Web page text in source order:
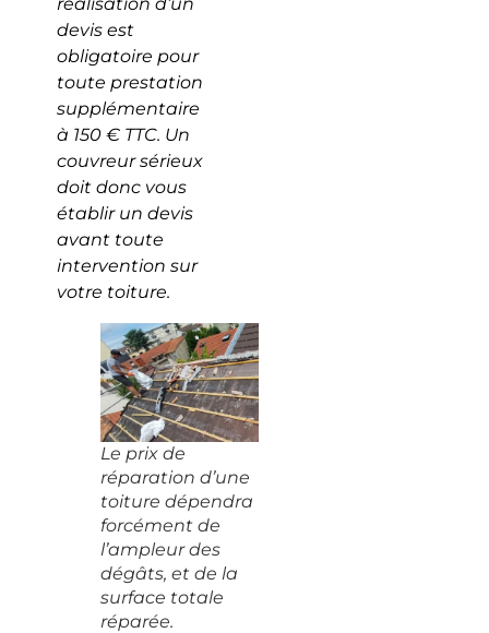
devis est
obligatoire pour
toute prestation
supplémentaire
à 150 € TTC. Un
couvreur sérieux
doit donc vous
établir un devis
avant toute
intervention sur
votre toiture.
Le prix de
réparation d’une
toiture dépendra
forcément de
l’ampleur des
dégâts, et de la
surface totale
réparée.